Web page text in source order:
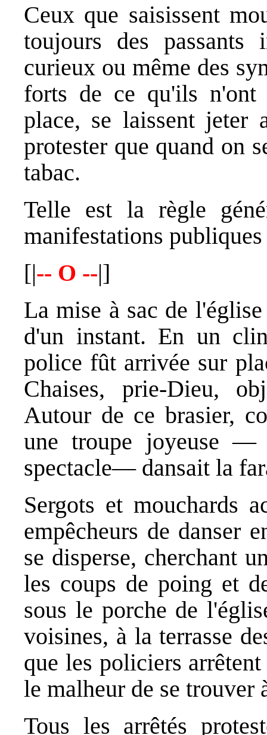
Ceux que saisissent
toujours des passants
curieux ou même des
forts de ce qu'ils
place, se laissent jeter
protester que quand on
tabac.
Telle est la règle
manifestations
[|-- O --|]
La mise à sac de
d'un instant. En un
police fût arrivée sur
Chaises, prie-Dieu,
Autour de ce brasier,
une troupe joyeuse —
spectacle— dansait la
Sergots et mouchards
empêcheurs de danser
se disperse, cherchant
les coups de poing et
sous le porche de
voisines, à la terrasse
que les policiers
le malheur de se trouver
Tous les arrêtés